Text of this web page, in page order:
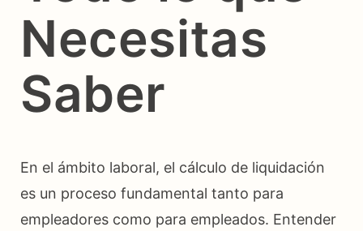
Necesitas
Saber
En el ámbito laboral, el cálculo de liquidación
es un proceso fundamental tanto para
empleadores como para empleados. Entender